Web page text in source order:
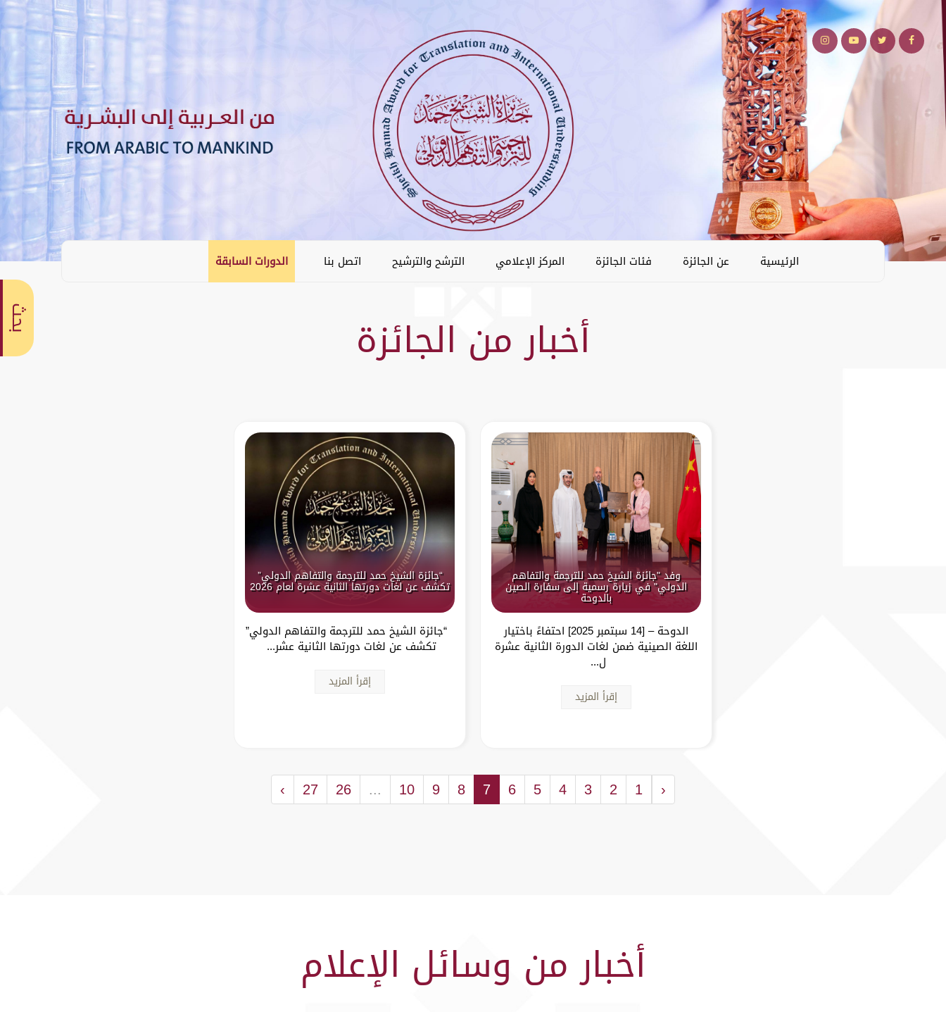
الرئيسية عن الجائزة فئات الجائزة المركز الإعلامي الترشح والترشيح اتصل بنا الدورات السابقة
أخبار من الجائزة
وفد "جائزة الشيخ حمد للترجمة والتفاهم
الدولي" في زيارة رسمية إلى سفارة الصين
بالدوحة
الدوحة – [14 سبتمبر 2025] احتفاءً باختيار
اللغة الصينية ضمن لغات الدورة الثانية عشرة
ل...
إقرأ المزيد
“جائزة الشيخ حمد للترجمة والتفاهم الدولي”
تكشف عن لغات دورتها الثانية عشرة لعام 2026
“جائزة الشيخ حمد للترجمة والتفاهم الدولي”
تكشف عن لغات دورتها الثانية عشر...
إقرأ المزيد
‹
1
2
3
4
5
6
7
8
9
10
...
26
27
›
أخبار من وسائل الإعلام
بحث